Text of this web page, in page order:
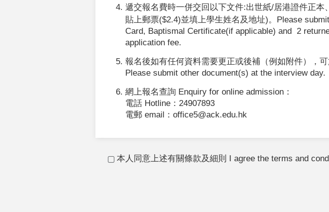
遞交報名費時一併交回以下文件:出世紙/居港證件正本
貼上郵票($2.4)並填上學生姓名及地址)。Please
Card, Baptismal Certificate(if applicable) and 2
application fee.
報名後如有任何資料需要更正或後補（例如附件），可
Please submit other document(s) at the interview day.
網上報名查詢 Enquiry for online admission：
電話 Hotline：24907893
電郵 email：office5@ack.edu.hk
本人同意上述有關條款及細則 I agree the terms and